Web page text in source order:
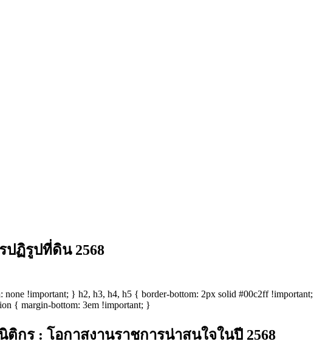
ปฏิรูปที่ดิน 2568
!important; } h2, h3, h4, h5 { border-bottom: 2px solid #00c2ff
{ margin-bottom: 3em !important; }
กร : โอกาสงานราชการน่าสนใจในปี 2568